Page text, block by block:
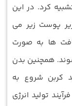
کرد. در این
پوست زیر می
ها به صورت
همچنین بدن
کربن شروع به
تولید انرژی